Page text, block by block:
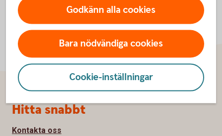
Godkänn alla cookies
Bara nödvändiga cookies
Cookie-inställningar
Sidfot
Hitta snabbt
Kontakta oss